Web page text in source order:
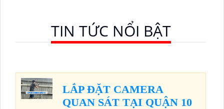
TIN TỨC NỔI BẬT
LẮP ĐẶT CAMERA
QUAN SÁT TẠI QUẬN 10